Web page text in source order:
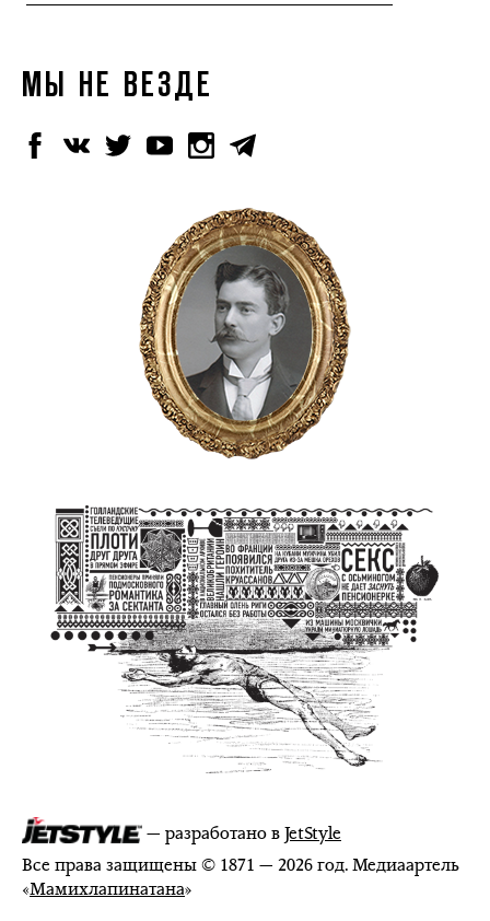
МЫ НЕ ВЕЗДЕ
— разработано вJetStyle
Все права защищены © 1871 — 2026 год. Медиаартель
«Мамихлапинатана»